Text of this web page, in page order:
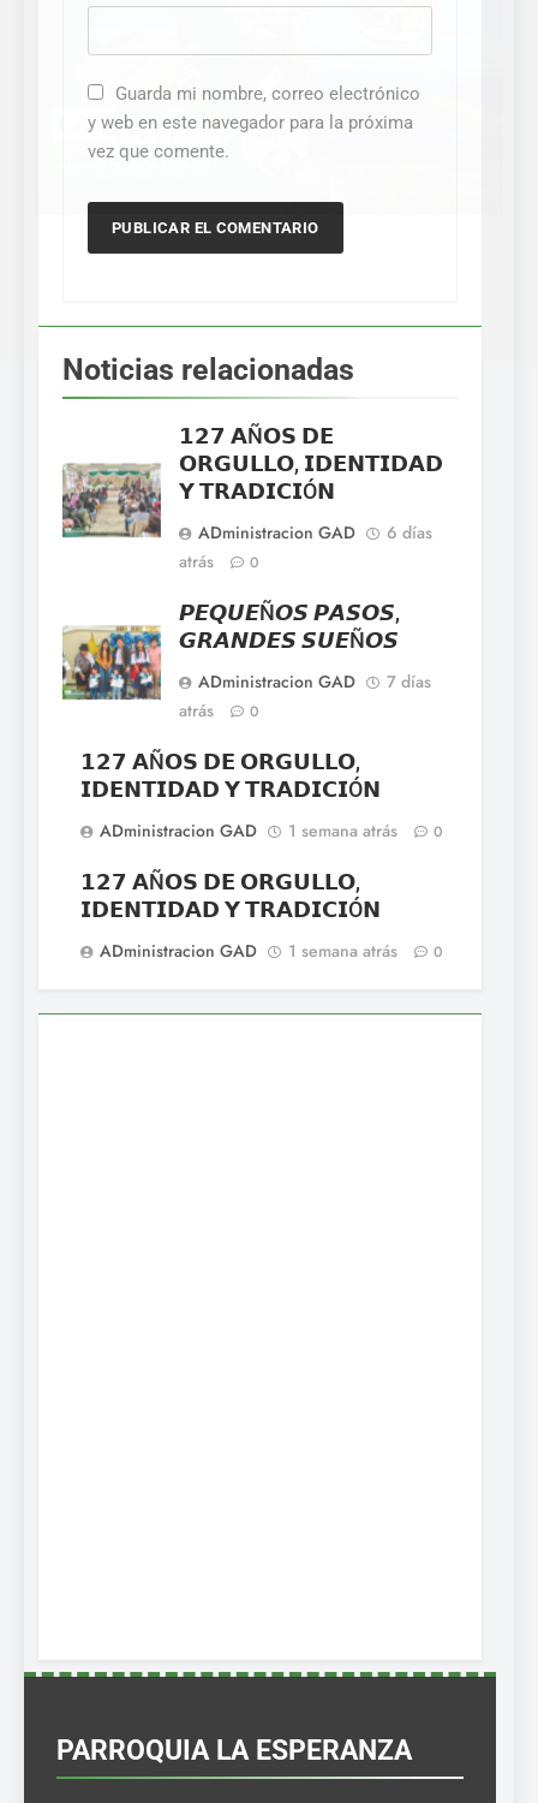
Guarda mi nombre, correo electrónico
y web en este navegador para la próxima
vez que comente.
Noticias relacionadas
𝟭𝟮𝟳 𝗔Ñ𝗢𝗦 𝗗𝗘
𝗢𝗥𝗚𝗨𝗟𝗟𝗢, 𝗜𝗗𝗘𝗡𝗧𝗜𝗗𝗔𝗗
𝗬 𝗧𝗥𝗔𝗗𝗜𝗖𝗜Ó𝗡
ADministracion GAD
6 días
atrás
0
𝙋𝙀𝙌𝙐𝙀Ñ𝙊𝙎 𝙋𝘼𝙎𝙊𝙎,
𝙂𝙍𝘼𝙉𝘿𝙀𝙎 𝙎𝙐𝙀Ñ𝙊𝙎
ADministracion GAD
7 días
atrás
0
𝟭𝟮𝟳 𝗔Ñ𝗢𝗦 𝗗𝗘 𝗢𝗥𝗚𝗨𝗟𝗟𝗢,
𝗜𝗗𝗘𝗡𝗧𝗜𝗗𝗔𝗗 𝗬 𝗧𝗥𝗔𝗗𝗜𝗖𝗜Ó𝗡
ADministracion GAD
1 semana atrás 0
𝟭𝟮𝟳 𝗔Ñ𝗢𝗦 𝗗𝗘 𝗢𝗥𝗚𝗨𝗟𝗟𝗢,
𝗜𝗗𝗘𝗡𝗧𝗜𝗗𝗔𝗗 𝗬 𝗧𝗥𝗔𝗗𝗜𝗖𝗜Ó𝗡
ADministracion GAD
1 semana atrás 0
PARROQUIA LA ESPERANZA